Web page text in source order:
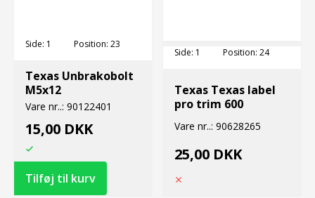
Side: 1 Position: 23
Texas Unbrakobolt
M5x12
Vare nr..: 90122401
15,00 DKK
Side: 1 Position: 24
Texas Texas label
pro trim 600
Vare nr..: 90628265
25,00 DKK